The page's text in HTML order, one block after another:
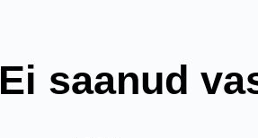
Ei saanud